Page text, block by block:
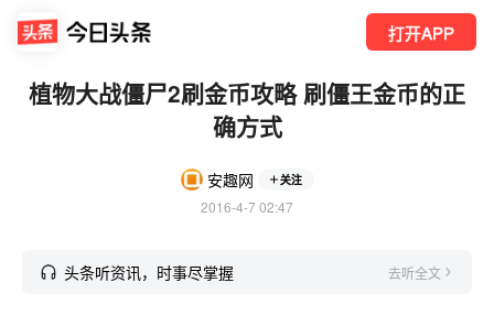
打开APP
植物大战僵尸2刷金币攻略 刷僵王金币的正
确方式
安趣网 关注
2016-4-7 02:47
头条听资讯，时事尽掌握 去听全文